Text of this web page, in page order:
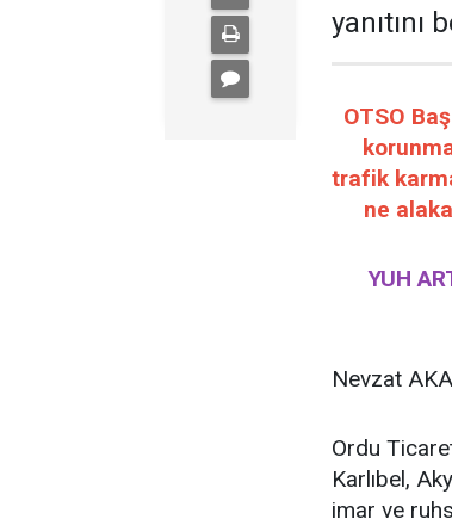
OTSO
trafik
ne
YUH
Nevzat
Ordu
Karlıbel,
imar ve